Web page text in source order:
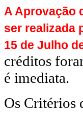
A Aprovação
ser realizada
15 de Julho
créditos
é imediata.
Os Critérios